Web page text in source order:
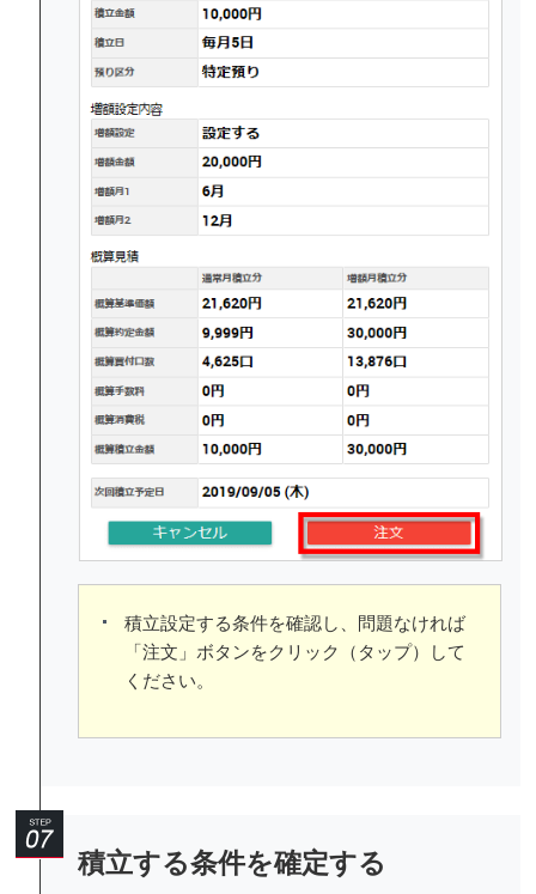
積立設定する条件を確認し、問題なければ
「注文」ボタンをクリック（タップ）して
ください。
積立する条件を確定する